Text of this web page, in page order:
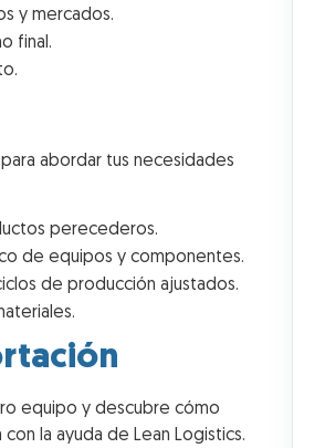
y mercados.
final.
abordar tus necesidades
perecederos.
de equipos y componentes.
de producción ajustados.
equipo y descubre cómo
la ayuda de Lean Logistics.